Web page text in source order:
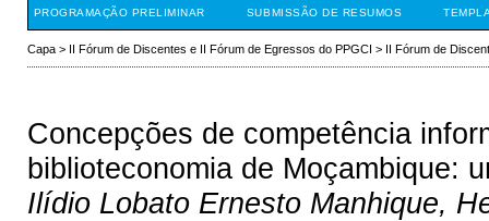
PROGRAMAÇÃO PRELIMINAR
SUBMISSÃO DE RESUMOS
Capa> II Fórum de Discentes e II Fórum de Egressos do PPGCI > II Fórum de
Concepções de competência
biblioteconomia de Moçambique:
Ilídio Lobato Ernesto Manhique,